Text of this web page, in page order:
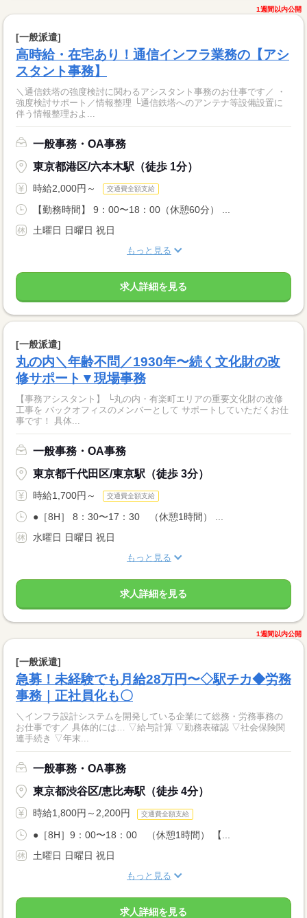
1週間以内公開
[一般派遣]
高時給・在宅あり！通信インフラ業務の【アシ
スタント事務】
＼通信鉄塔の強度検討に関わるアシスタント事務のお仕事です／ ・
強度検討サポート／情報整理 └通信鉄塔へのアンテナ等設備設置に
伴う情報整理およ...
一般事務・OA事務
東京都港区/六本木駅（徒歩 1分）
時給2,000円～ 交通費全額支給
【勤務時間】 9：00〜18：00（休憩60分） ...
土曜日 日曜日 祝日
もっと見る
求人詳細を見る
[一般派遣]
丸の内＼年齢不問／1930年〜続く文化財の改
修サポート▼現場事務
【事務アシスタント】 └丸の内・有楽町エリアの重要文化財の改修
工事を バックオフィスのメンバーとして サポートしていただくお仕
事です！ 具体...
一般事務・OA事務
東京都千代田区/東京駅（徒歩 3分）
時給1,700円～ 交通費全額支給
●［8H］ 8：30〜17：30 （休憩1時間） ...
水曜日 日曜日 祝日
もっと見る
求人詳細を見る
1週間以内公開
[一般派遣]
急募！未経験でも月給28万円〜◇駅チカ◆労務
事務｜正社員化も〇
＼インフラ設計システムを開発している企業にて総務・労務事務の
お仕事です／ 具体的には… ▽給与計算 ▽勤務表確認 ▽社会保険関
連手続き ▽年末...
一般事務・OA事務
東京都渋谷区/恵比寿駅（徒歩 4分）
時給1,800円～2,200円 交通費全額支給
●［8H］9：00〜18：00 （休憩1時間） 【...
土曜日 日曜日 祝日
もっと見る
求人詳細を見る